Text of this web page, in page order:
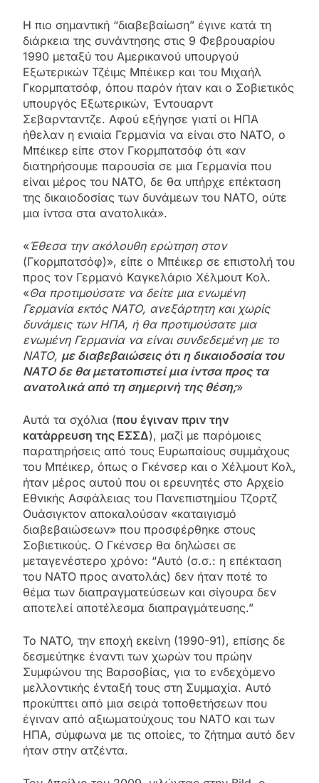
Η πιο σημαντική “διαβεβαίωση” έγινε κατά τη
διάρκεια της συνάντησης στις 9 Φεβρουαρίου
1990 μεταξύ του Αμερικανού υπουργού
Εξωτερικών Τζέιμς Μπέικερ και του Μιχαήλ
Γκορμπατσόφ, όπου παρόν ήταν και ο Σοβιετικός
υπουργός Εξωτερικών, Έντουαρντ
Σεβαρνταντζε. Αφού εξήγησε γιατί οι ΗΠΑ
ήθελαν η ενιαία Γερμανία να είναι στο ΝΑΤΟ, ο
Μπέικερ είπε στον Γκορμπατσόφ ότι «αν
διατηρήσουμε παρουσία σε μια Γερμανία που
είναι μέρος του ΝΑΤΟ, δε θα υπήρχε επέκταση
της δικαιοδοσίας των δυνάμεων του ΝΑΤΟ, ούτε
μια ίντσα στα ανατολικά».
«Έθεσα την ακόλουθη ερώτηση στον
(Γκορμπατσόφ)», είπε ο Μπέικερ σε επιστολή του
προς τον Γερμανό Καγκελάριο Χέλμουτ Κολ.
«Θα προτιμούσατε να δείτε μια ενωμένη
Γερμανία εκτός ΝΑΤΟ, ανεξάρτητη και χωρίς
δυνάμεις των ΗΠΑ, ή θα προτιμούσατε μια
ενωμένη Γερμανία να είναι συνδεδεμένη με το
ΝΑΤΟ, με διαβεβαιώσεις ότι η δικαιοδοσία του
ΝΑΤΟ δε θα μετατοπιστεί μια ίντσα προς τα
ανατολικά από τη σημερινή της θέση;»
Αυτά τα σχόλια (που έγιναν πριν την
κατάρρευση της ΕΣΣΔ), μαζί με παρόμοιες
παρατηρήσεις από τους Ευρωπαίους συμμάχους
του Μπέικερ, όπως ο Γκένσερ και ο Χέλμουτ Κολ,
ήταν μέρος αυτού που οι ερευνητές στο Αρχείο
Εθνικής Ασφάλειας του Πανεπιστημίου Τζορτζ
Ουάσιγκτον αποκαλούσαν «καταιγισμό
διαβεβαιώσεων» που προσφέρθηκε στους
Σοβιετικούς. Ο Γκένσερ θα δηλώσει σε
μεταγενέστερο χρόνο: “Αυτό (σ.σ.: η επέκταση
του ΝΑΤΟ προς ανατολάς) δεν ήταν ποτέ το
θέμα των διαπραγματεύσεων και σίγουρα δεν
αποτελεί αποτέλεσμα διαπραγμάτευσης.”
To NATO, την εποχή εκείνη (1990-91), επίσης δε
δεσμεύτηκε έναντι των χωρών του πρώην
Συμφώνου της Βαρσοβίας, για το ενδεχόμενο
μελλοντικής ένταξή τους στη Συμμαχία. Αυτό
προκύπτει από μια σειρά τοποθετήσεων που
έγιναν από αξιωματούχους του ΝΑΤΟ και των
ΗΠΑ, σύμφωνα με τις οποίες, το ζήτημα αυτό δεν
ήταν στην ατζέντα.